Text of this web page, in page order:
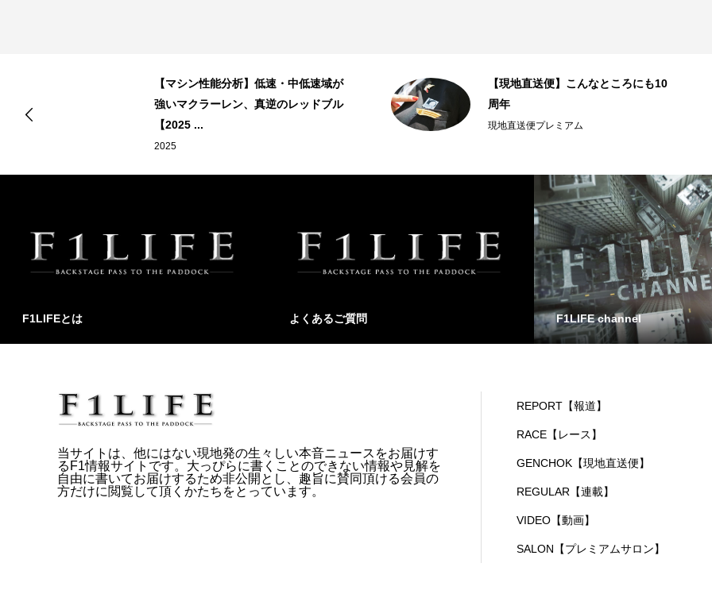
【マシン性能分析】低速・中低速域が
強いマクラーレン、真逆のレッドブル
【2025 ...
2025
【現地直送便】こんなところにも10
周年
現地直送便プレミアム
F1LIFEとは よくあるご質問 F1LIFE channel
当サイトは、他にはない現地発の生々しい本音ニュースをお届けす
るF1情報サイトです。大っぴらに書くことのできない情報や見解を
自由に書いてお届けするため非公開とし、趣旨に賛同頂ける会員の
方だけに閲覧して頂くかたちをとっています。
REPORT【報道】
RACE【レース】
GENCHOK【現地直送便】
REGULAR【連載】
VIDEO【動画】
SALON【プレミアムサロン】